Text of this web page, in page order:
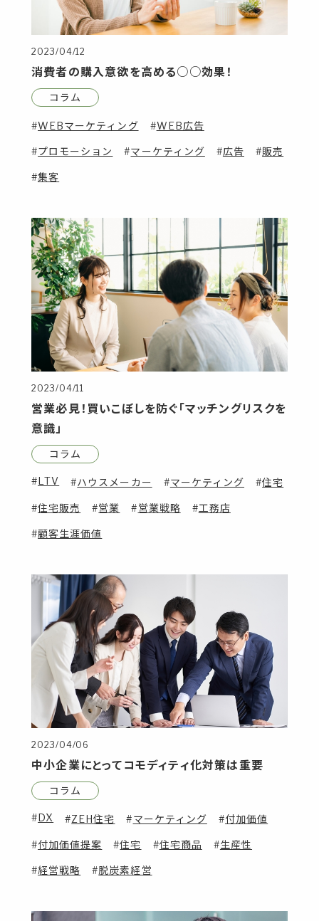
2023/04/12
消費者の購入意欲を高める○○効果！
コラム
WEBマーケティング WEB広告
プロモーション マーケティング 広告 販売
集客
2023/04/11
営業必見！買いこぼしを防ぐ「マッチングリスクを
意識」
コラム
LTV ハウスメーカー マーケティング 住宅
住宅販売 営業 営業戦略 工務店
顧客生涯価値
2023/04/06
中小企業にとってコモディティ化対策は重要
コラム
DX ZEH住宅 マーケティング 付加価値
付加価値提案 住宅 住宅商品 生産性
経営戦略 脱炭素経営